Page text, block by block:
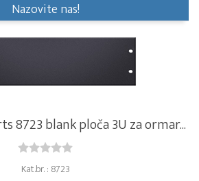
Nazovite nas!
8723 blank ploča 3U za ormar...
Kat.br. : 8723